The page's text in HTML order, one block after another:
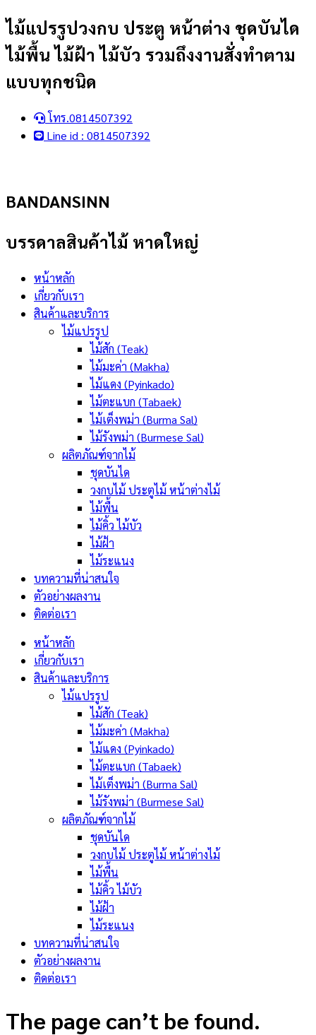
Skip
content
ไม้แปรรูปวงกบ ประตู หน้าต่าง ชุดบันได
ไม้พื้น ไม้ฝ้า ไม้บัว รวมถึงงานสั่งทำตาม
แบบทุกชนิด
โทร.0814507392
Line id : 0814507392
BANDANSINN
บรรดาลสินค้าไม้ หาดใหญ่
หน้าหลัก
เกี่ยวกับเรา
สินค้าและบริการ
ไม้แปรรูป
ไม้สัก (Teak)
ไม้มะค่า (Makha)
ไม้แดง (Pyinkado)
ไม้ตะแบก (Tabaek)
ไม้เต็งพม่า (Burma Sal)
ไม้รังพม่า (Burmese Sal)
ผลิตภัณฑ์จากไม้
ชุดบันได
วงกบไม้ ประตูไม้ หน้าต่างไม้
ไม้พื้น
ไม้คิ้ว ไม้บัว
ไม้ฝ้า
ไม้ระแนง
บทความที่น่าสนใจ
ตัวอย่างผลงาน
ติดต่อเรา
หน้าหลัก
เกี่ยวกับเรา
สินค้าและบริการ
ไม้แปรรูป
ไม้สัก (Teak)
ไม้มะค่า (Makha)
ไม้แดง (Pyinkado)
ไม้ตะแบก (Tabaek)
ไม้เต็งพม่า (Burma Sal)
ไม้รังพม่า (Burmese Sal)
ผลิตภัณฑ์จากไม้
ชุดบันได
วงกบไม้ ประตูไม้ หน้าต่างไม้
ไม้พื้น
ไม้คิ้ว ไม้บัว
ไม้ฝ้า
ไม้ระแนง
บทความที่น่าสนใจ
ตัวอย่างผลงาน
ติดต่อเรา
The page can’t be found.